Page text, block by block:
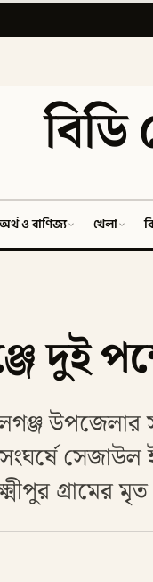
অর্থ ও বাণিজ্য খেলা
দুই
উপজেলার
গ্রামের